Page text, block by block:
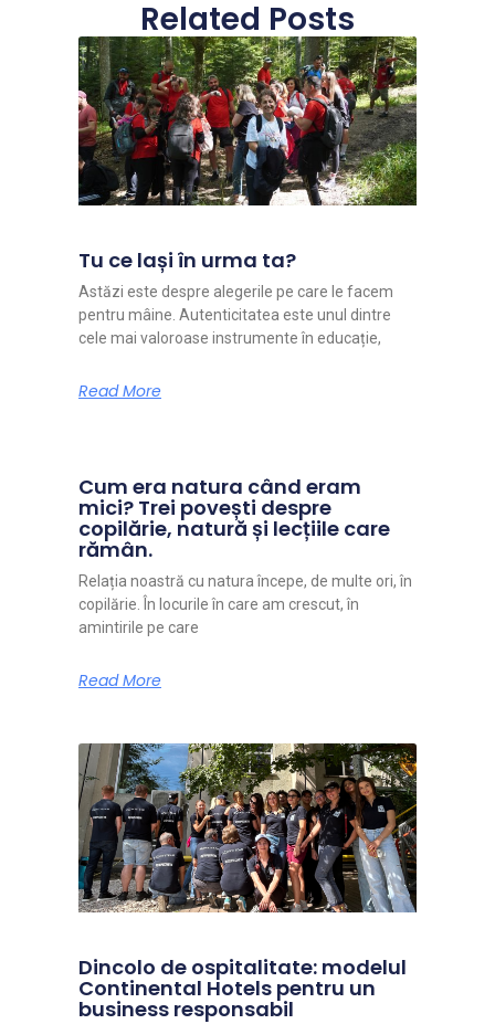
Related Posts
Tu ce lași în urma ta?
Astăzi este despre alegerile pe care le facem
pentru mâine. Autenticitatea este unul dintre
cele mai valoroase instrumente în educație,
Read More
Cum era natura când eram
mici? Trei povești despre
copilărie, natură și lecțiile care
rămân.
Relația noastră cu natura începe, de multe ori, în
copilărie. În locurile în care am crescut, în
amintirile pe care
Read More
Dincolo de ospitalitate: modelul
Continental Hotels pentru un
business responsabil